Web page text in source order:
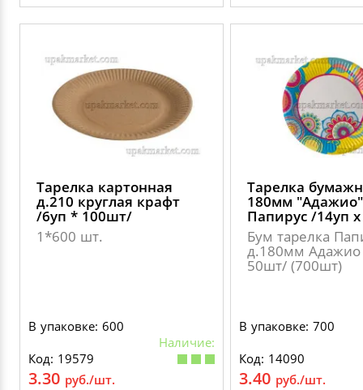
Тарелка картонная
д.210 круглая крафт
/6уп * 100шт/
1*600 шт.
В упаковке: 600
Наличие:
Код: 19579
3.30 руб./шт.
Тарелка
180мм "Адажио"
Папирус /14уп
Бум тарелка
д.180мм
50шт/ (700шт)
В упаковке: 700
Код: 14090
3.40 руб./шт.